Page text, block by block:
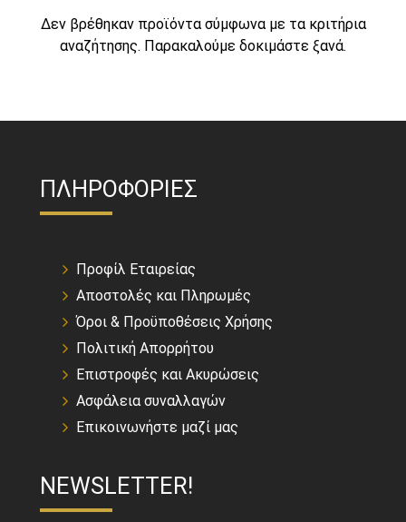
Δεν βρέθηκαν προϊόντα σύμφωνα με τα κριτήρια
αναζήτησης. Παρακαλούμε δοκιμάστε ξανά.
ΠΛΗΡΟΦΟΡΙΕΣ
Προφίλ Εταιρείας
Αποστολές και Πληρωμές
Όροι & Προϋποθέσεις Χρήσης
Πολιτική Απορρήτου
Επιστροφές και Ακυρώσεις
Ασφάλεια συναλλαγών
Επικοινωνήστε μαζί μας
NEWSLETTER!